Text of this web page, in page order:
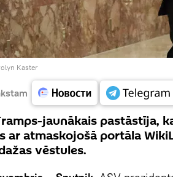
Kaster
jaunākais pastāstīja,
ar atmaskojošā portāla
vēstules.